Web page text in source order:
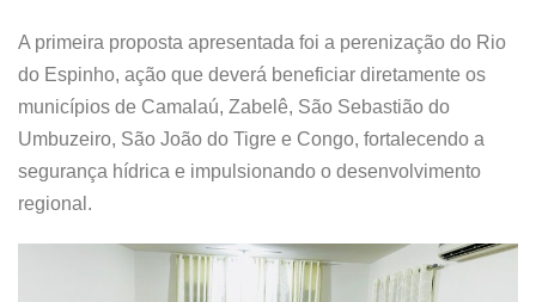
A primeira proposta apresentada foi a perenização do Rio
do Espinho, ação que deverá beneficiar diretamente os
municípios de Camalaú, Zabelê, São Sebastião do
Umbuzeiro, São João do Tigre e Congo, fortalecendo a
segurança hídrica e impulsionando o desenvolvimento
regional.